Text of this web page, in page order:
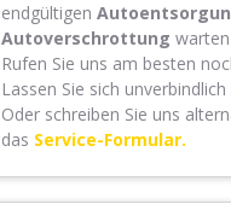
endgültigen
Autoverschrottung
Rufen Sie uns am besten
Lassen Sie sich
Oder schreiben Sie uns
das Service-Formular.